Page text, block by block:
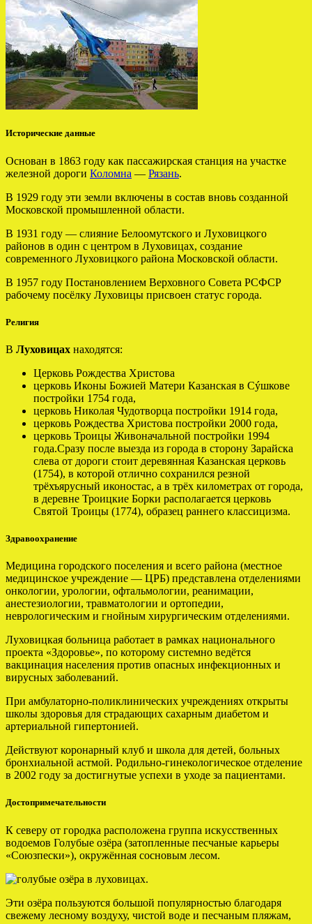
Исторические данные
Основан в 1863 году как пассажирская станция на участке
железной дороги Коломна — Рязань.
В 1929 году эти земли включены в состав вновь созданной
Московской промышленной области.
В 1931 году — слияние Белоомутского и Луховицкого
районов в один с центром в Луховицах, создание
современного Луховицкого района Московской области.
В 1957 году Постановлением Верховного Совета РСФСР
рабочему посёлку Луховицы присвоен статус города.
Религия
В Луховицах находятся:
Церковь Рождества Христова
церковь Иконы Божией Матери Казанская в Сýшкове
постройки 1754 года,
церковь Николая Чудотворца постройки 1914 года,
церковь Рождества Христова постройки 2000 года,
церковь Троицы Живоначальной постройки 1994
года.Сразу после выезда из города в сторону Зарайска
слева от дороги стоит деревянная Казанская церковь
(1754), в которой отлично сохранился резной
трёхъярусный иконостас, а в трёх километрах от города,
в деревне Троицкие Борки располагается церковь
Святой Троицы (1774), образец раннего классицизма.
Здравоохранение
Медицина городского поселения и всего района (местное
медицинское учреждение — ЦРБ) представлена отделениями
онкологии, урологии, офтальмологии, реанимации,
анестезиологии, травматологии и ортопедии,
неврологическим и гнойным хирургическим отделениями.
Луховицкая больница работает в рамках национального
проекта «Здоровье», по которому системно ведётся
вакцинация населения против опасных инфекционных и
вирусных заболеваний.
При амбулаторно-поликлинических учреждениях открыты
школы здоровья для страдающих сахарным диабетом и
артериальной гипертонией.
Действуют коронарный клуб и школа для детей, больных
бронхиальной астмой. Родильно-гинекологическое отделение
в 2002 году за достигнутые успехи в уходе за пациентами.
Достопримечательности
К северу от городка расположена группа искусственных
водоемов Голубые озёра (затопленные песчаные карьеры
«Союзпески»), окружённая сосновым лесом.
Эти озёра пользуются большой популярностью благодаря
свежему лесному воздуху, чистой воде и песчаным пляжам,